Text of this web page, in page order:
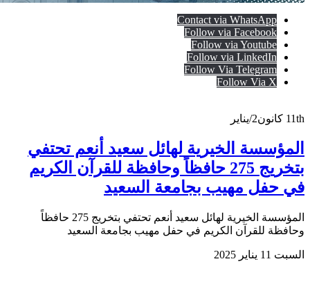
Contact via WhatsApp
Follow via Facebook
Follow via Youtube
Follow via LinkedIn
Follow Via Telegram
Follow Via X
11th كانون2/يناير
المؤسسة الخيرية لهائل سعيد أنعم تحتفي
بتخريج 275 حافظاً وحافظة للقرآن الكريم
في حفل مهيب بجامعة السعيد
المؤسسة الخيرية لهائل سعيد أنعم تحتفي بتخريج 275 حافظاً
وحافظة للقرآن الكريم في حفل مهيب بجامعة السعيد
السبت 11 يناير 2025